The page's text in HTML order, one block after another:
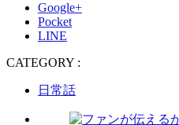
Google+
Pocket
LINE
CATEGORY :
日常話